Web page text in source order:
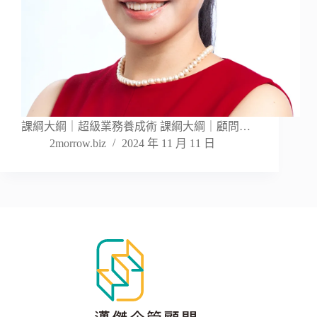
課綱大綱｜超級業務養成術 課綱大綱｜顧問…
2morrow.biz
2024 年 11 月 11 日